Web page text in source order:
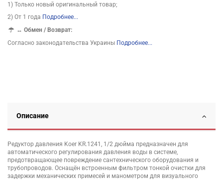
1) Только новый оригинальный товар;
2) От 1 года Подробнее...
↔Обмен / Возврат:
Согласно законодательства Украины Подробнее...
Описание
Редуктор давления Koer KR.1241, 1/2 дюйма предназначен для
автоматического регулирования давления воды в системе,
предотвращающее повреждение сантехнического оборудования и
трубопроводов. Оснащён встроенным фильтром тонкой очистки для
задержки механических примесей и манометром для визуального